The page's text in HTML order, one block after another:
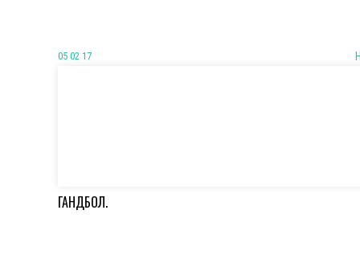
05 02 17
ГАНДБОЛ.